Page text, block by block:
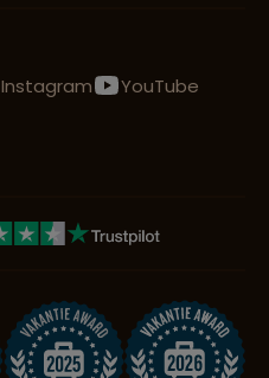
Instagram
YouTube